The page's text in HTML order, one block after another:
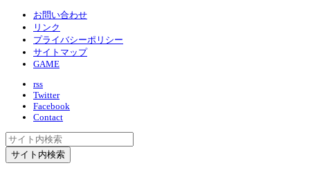
お問い合わせ
リンク
プライバシーポリシー
サイトマップ
GAME
rss
Twitter
Facebook
Contact